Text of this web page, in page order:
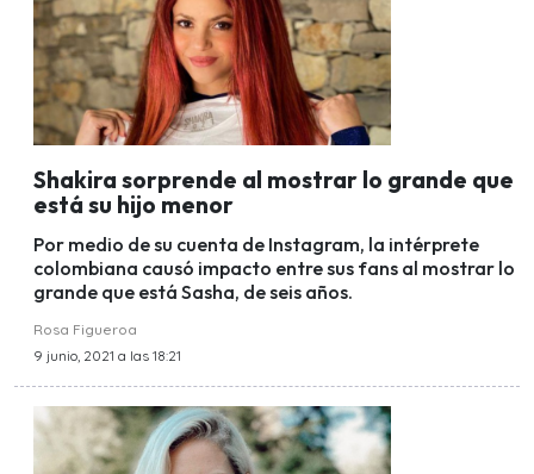
Shakira sorprende al mostrar lo grande que
está su hijo menor
Por medio de su cuenta de Instagram, la intérprete
colombiana causó impacto entre sus fans al mostrar lo
grande que está Sasha, de seis años.
Rosa Figueroa
9 junio, 2021 a las 18:21